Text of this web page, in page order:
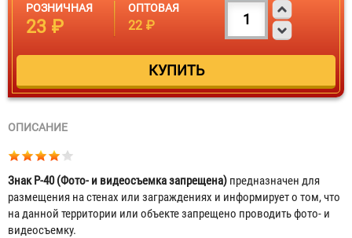
РОЗНИЧНАЯ
23 ₽
ОПТОВАЯ
22 ₽
ОПИСАНИЕ
Знак P-40 (Фото- и видеосъемка запрещена) предназначен для
размещения на стенах или заграждениях и информирует о том, что
на данной территории или объекте запрещено проводить фото- и
видеосъемку.